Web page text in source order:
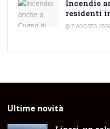
Incendio
residenti
7 AGOSTO 2026
Ultime novità